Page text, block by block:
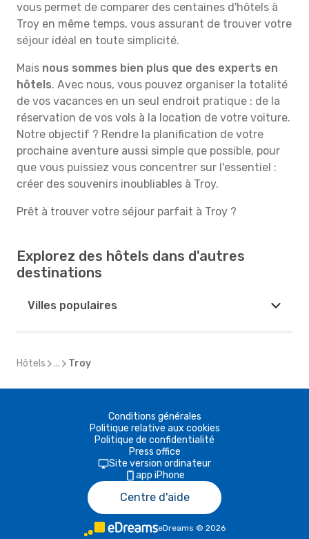
vous permet de comparer des centaines d'hôtels à
Troy en même temps, vous assurant de trouver votre
séjour idéal en toute simplicité.
Mais nous sommes bien plus que des experts en
hôtels. Avec nous, vous pouvez organiser la totalité
de vos vacances en un seul endroit pratique : de la
réservation de vos vols à la location de votre voiture.
Notre objectif ? Rendre la planification de votre
prochaine aventure aussi simple que possible, pour
que vous puissiez vous concentrer sur l'essentiel :
créer des souvenirs inoubliables à Troy.
Prêt à trouver votre séjour parfait à Troy ?
Explorez des hôtels dans d'autres
destinations
Villes populaires
Hôtels ... Troy
Conditions générales
Politique relative aux cookies
Politique de confidentialité
Press office
Site version ordinateur
app iPhone
Centre d'aide
eDreams © 2026